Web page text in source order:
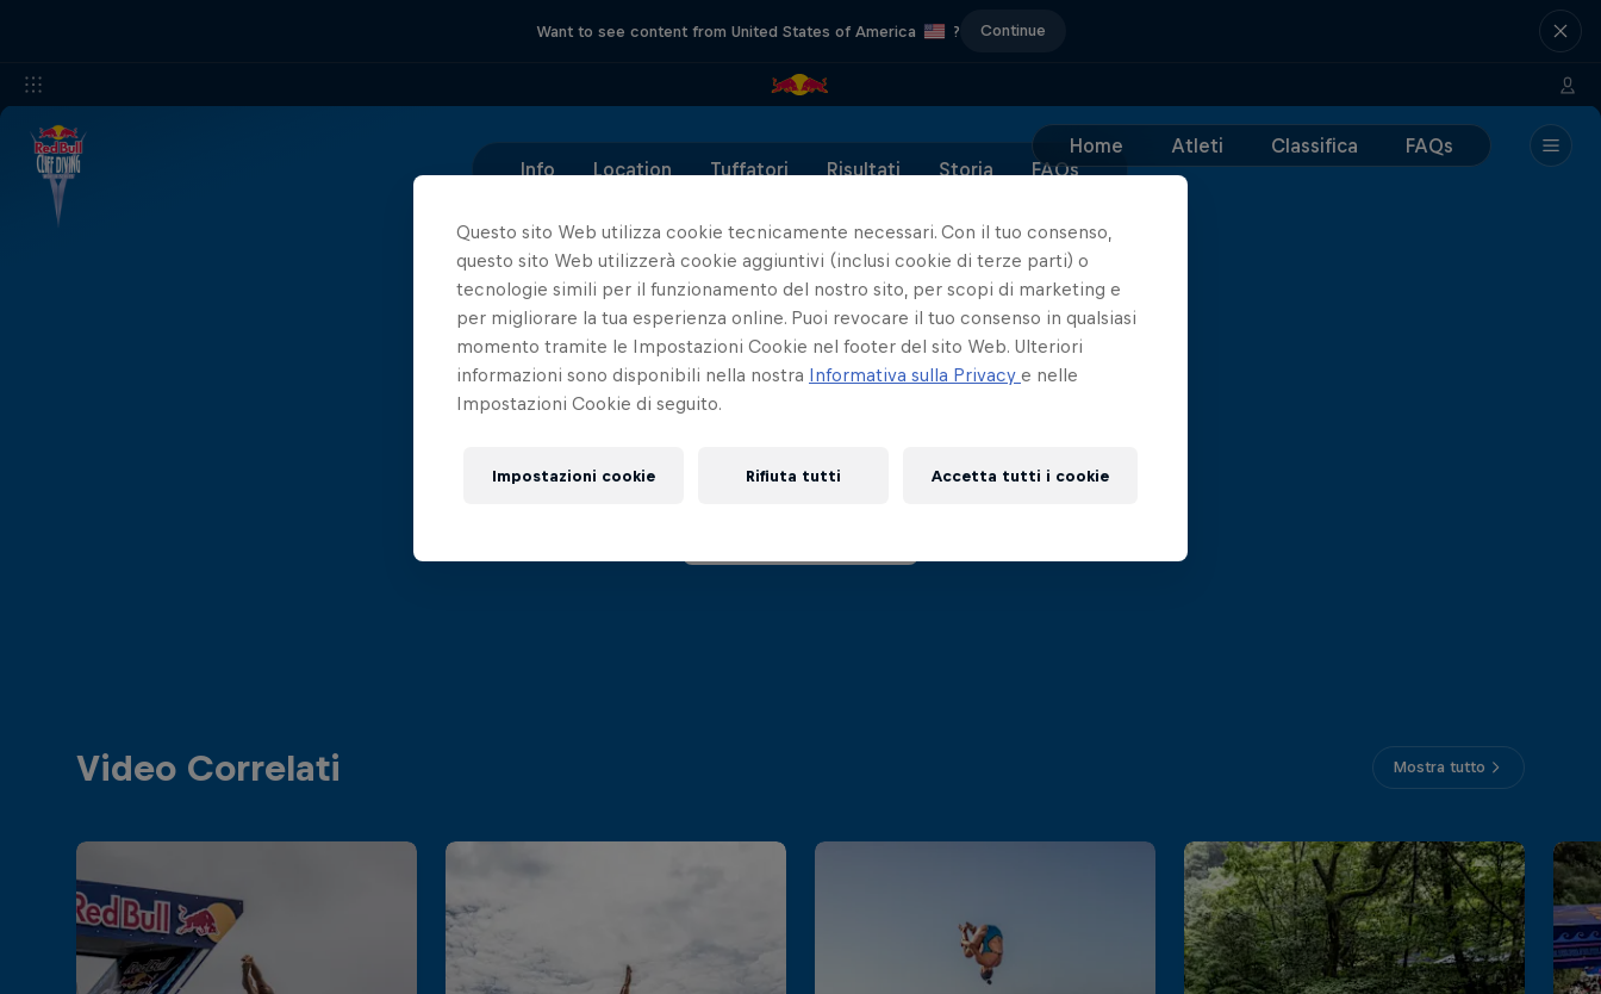
Want to see content from United States of America ? Continue
Home Atleti Classifica
FAQs
Info
Location Tuffatori Risultati Storia FAQs
Partner
Video Correlati Mostra tutto
Questo sito Web utilizza cookie tecnicamente necessari. Con il tuo consenso,
questo sito Web utilizzerà cookie aggiuntivi (inclusi cookie di terze parti) o
tecnologie simili per il funzionamento del nostro sito, per scopi di marketing e
per migliorare la tua esperienza online. Puoi revocare il tuo consenso in qualsiasi
momento tramite le Impostazioni Cookie nel footer del sito Web. Ulteriori
informazioni sono disponibili nella nostra Informativa sulla Privacy e nelle
Impostazioni Cookie di seguito.
Impostazioni cookie Rifiuta tutti Accetta tutti i cookie